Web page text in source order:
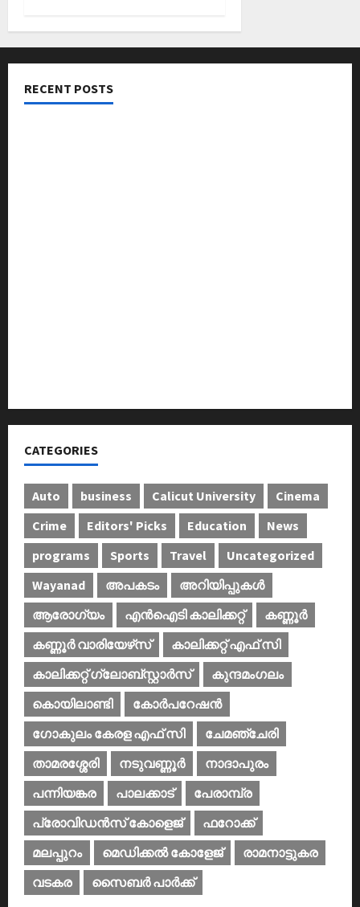
RECENT POSTS
CATEGORIES
Auto business Calicut University
Cinema
Crime
Editors' Picks Education
News
programs
Sports Travel
Uncategorized
Wayanad
അപകടം
അറിയിപ്പുകള്‍
ആരോഗ്യം
എൻഐടി കാലിക്കറ്റ്
കണ്ണൂര്‍
കണ്ണൂര്‍ വാരിയേഴ്‌സ്
കാലിക്കറ്റ് എഫ് സി
കാലിക്കറ്റ് ഗ്ലോബ്സ്റ്റാർസ്
കുന്ദമംഗലം
കൊയിലാണ്ടി
കോര്‍പറേഷന്‍
ഗോകുലം കേരള എഫ് സി
ചേമഞ്ചേരി
താമരശ്ശേരി
നടുവണ്ണൂര്‍
നാദാപുരം
പന്നിയങ്കര
പാലക്കാട്‌
പേരാമ്പ്ര
പ്രോവിഡന്‍സ് കോളെജ്‌
ഫറോക്ക്
മലപ്പുറം
മെഡിക്കൽ കോളേജ്‌
രാമനാട്ടുകര
വടകര
സൈബര്‍ പാര്‍ക്ക്‌